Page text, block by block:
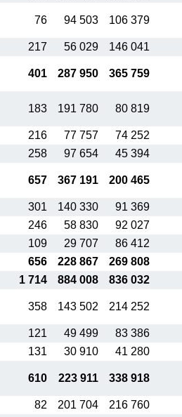
76 94 503 106 379
217 56 029 146 041
401 287 950 365 759
183 191 780 80 819
216 77 757 74 252
258 97 654 45 394
657 367 191 200 465
301 140 330 91 369
246 58 830 92 027
109 29 707 86 412
656 228 867 269 808
1 714 884 008 836 032
358 143 502 214 252
121 49 499 83 386
131 30 910 41 280
610 223 911 338 918
82 201 704 216 760